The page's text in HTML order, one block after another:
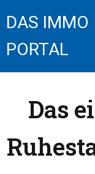
DAS IMMO
PORTAL
Das